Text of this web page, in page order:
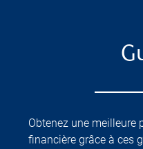
Obtenez une meilleure
financière grâce à ces